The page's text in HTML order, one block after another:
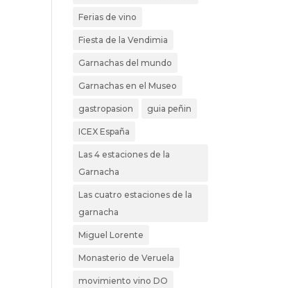
Ferias de vino
Fiesta de la Vendimia
Garnachas del mundo
Garnachas en el Museo
gastropasion guia peñin
ICEX España
Las 4 estaciones de la
Garnacha
Las cuatro estaciones de la
garnacha
Miguel Lorente
Monasterio de Veruela
movimiento vino DO